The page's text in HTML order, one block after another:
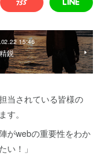
15:46
鋭
当されている皆様の
す。
がwebの重要性をわか
い！」